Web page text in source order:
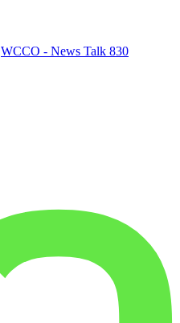
WCCO - News Talk 830